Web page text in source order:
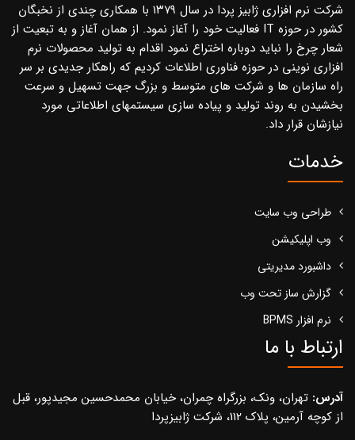
شرکت نرم افزاری ژابیز پردا در سال ۱۳۷۹ با همکاری چندی از نخبگان
کشور در حوزه IT فعالیت خود را آغاز نمود. از همان آغاز و به تبعیت از
شعار چرخ را نباید دوباره اختراع نمود اقدام به تولید محصولات نرم
افزاری نوینی در حوزه فناوری اطلاعات کردیم که راهکار جدیدی بر سر
راه سازمان ها و شرکت های متوسط و بزرگ جهت تسهیل و سرعت
بخشیدن به روند تولید و پیاده سازی سیستمهای اطلاعاتی مورد
نیازشان قرار داد.
خدمات
طراحی وب سایت
وب اپلیکیشن
داشبورد مدیریتی
گزارش ساز تحت وب
نرم افزار BPMS
ارتباط با ما
آدرس: تهران، ونک، بزرگراه چمران، خیابان محمدحسین مجیدپور، قبل
از کوچه آرمین، پلاک 112، شرکت ژابیزپردا